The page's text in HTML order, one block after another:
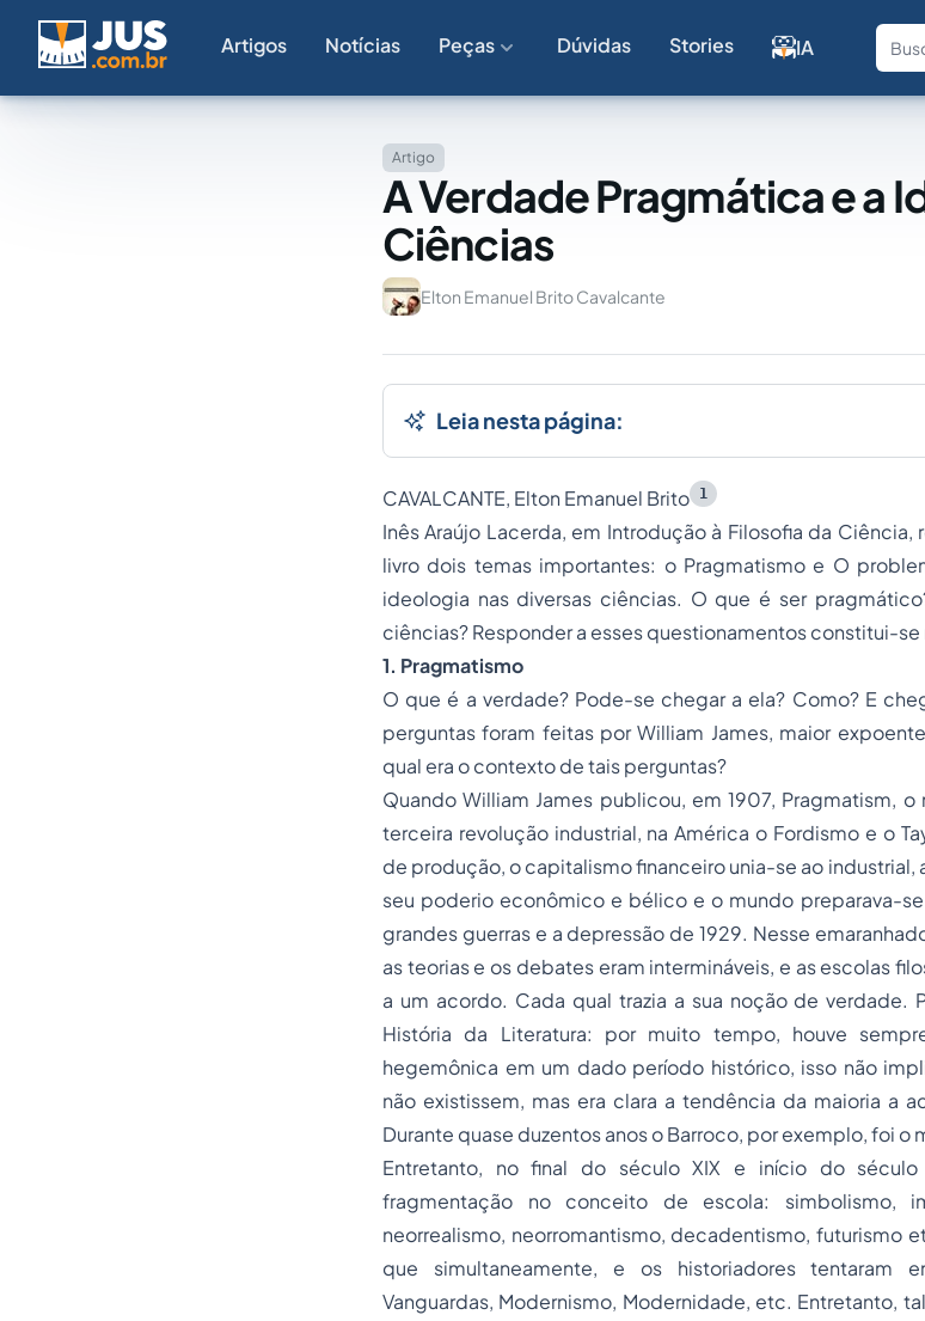
Artigos Notícias Peças Dúvidas Stories IA
Artigo
A Verdade Pragmática e a
Ciências
Elton Emanuel Brito Cavalcante
Leia nesta página:
CAVALCANTE, Elton Emanuel Brito 1
Inês Araújo Lacerda, em Introdução à Filosofia da Ciência,
livro dois temas importantes: o Pragmatismoe O
ideologia nas diversas ciências. O que é ser
ciências? Responder a esses questionamentos constitui-
1. Pragmatismo
O que é a verdade? Pode-se chegar a ela? Como? E
perguntas foram feitas por William James, maior
qual era o contexto de tais perguntas?
Quando William James publicou, em 1907, Pragmatism, o
terceira revolução industrial, na América o Fordismo e o
de produção, o capitalismo financeiro unia-se ao industrial,
seu poderio econômico e bélico e o mundo preparava-
grandes guerras e a depressão de 1929. Nesse
as teorias e os debates eram intermináveis, e as escolas
a um acordo. Cada qual trazia a sua noção de verdade.
História da Literatura: por muito tempo, houve
hegemônica em um dado período histórico, isso não
não existissem, mas era clara a tendência da maioria a
Durante quase duzentos anos o Barroco, por exemplo, foi o
Entretanto, no final do século XIX e início do século
fragmentação no conceito de escola: simbolismo,
neorrealismo, neorromantismo, decadentismo, futurismo
que simultaneamente, e os historiadores tentaram
Vanguardas, Modernismo, Modernidade, etc. Entretanto,